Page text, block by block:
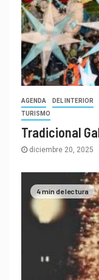
AGENDA DEL INTERIOR
TURISMO
Tradicional
diciembre 20, 2025
4 min de lectura